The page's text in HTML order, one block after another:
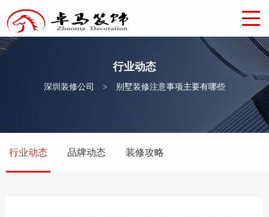
行业动态
深圳装修公司 > 别墅装修注意事项主要有哪些
行业动态 品牌动态 装修攻略